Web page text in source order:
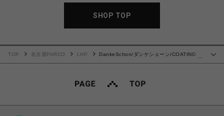
SHOP TOP
…
TOP 名古屋PARCO LHP
DankeSchon/ダンケシェーン/COATING